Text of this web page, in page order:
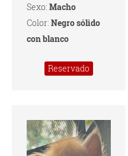
Sexo: Macho
Color: Negro sólido
con blanco
Reservado